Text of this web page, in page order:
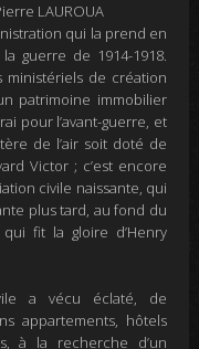
LAUROUA
qui la prend en
guerre de 1914-1918.
ministériels de création
patrimoine immobilier
pour l’avant-guerre, et
de l’air soit doté de
Victor ; c’est encore
civile naissante, qui
plus tard, au fond du
fit la gloire d’Henry
a vécu éclaté, de
appartements, hôtels
à la recherche d’un